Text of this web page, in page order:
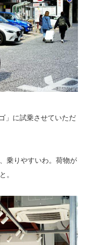
」に試乗させていただ
乗りやすいわ。荷物が
。